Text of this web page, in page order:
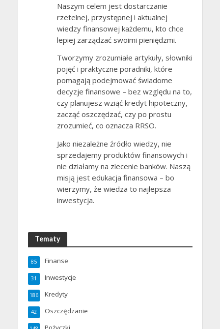
Naszym celem jest dostarczanie
rzetelnej, przystępnej i aktualnej
wiedzy finansowej każdemu, kto chce
lepiej zarządzać swoimi pieniędzmi.
Tworzymy zrozumiałe artykuły, słowniki
pojęć i praktyczne poradniki, które
pomagają podejmować świadome
decyzje finansowe – bez względu na to,
czy planujesz wziąć kredyt hipoteczny,
zacząć oszczędzać, czy po prostu
zrozumieć, co oznacza RRSO.
Jako niezależne źródło wiedzy, nie
sprzedajemy produktów finansowych i
nie działamy na zlecenie banków. Naszą
misją jest edukacja finansowa – bo
wierzymy, że wiedza to najlepsza
inwestycja.
Tematy
Finanse
85
Inwestycje
31
Kredyty
186
Oszczędzanie
42